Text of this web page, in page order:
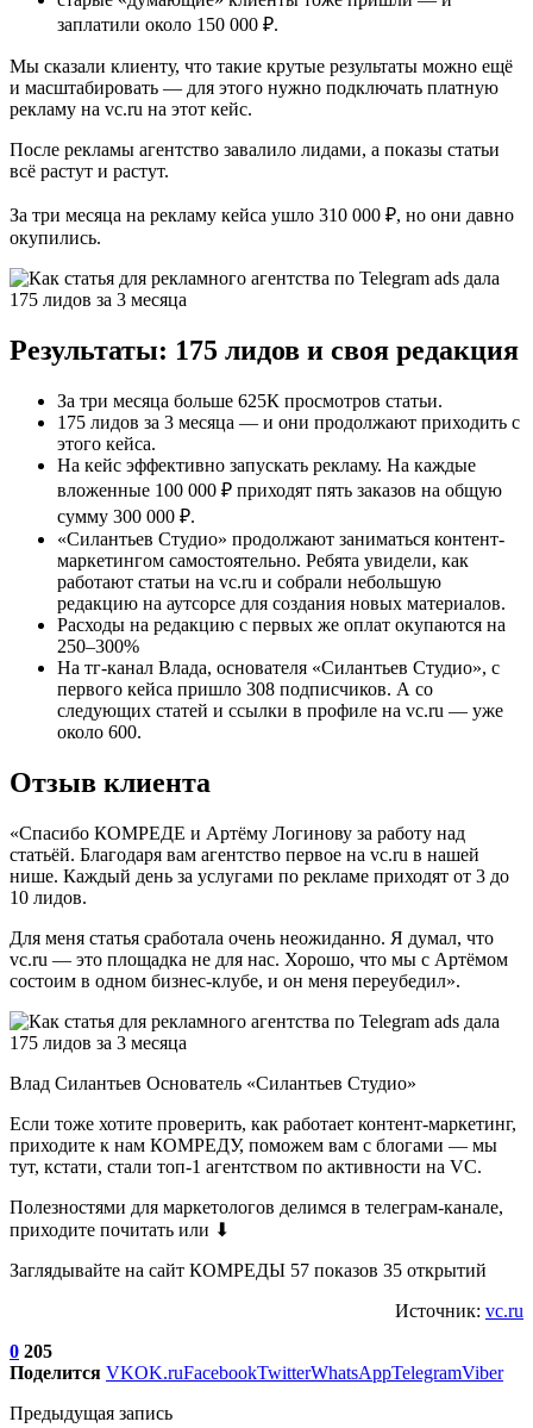
заплатили около 150 000 ₽.
Мы сказали клиенту, что такие крутые результаты можно ещё
и масштабировать — для этого нужно подключать платную
рекламу на vc.ru на этот кейс.
После рекламы агентство завалило лидами, а показы статьи
всё растут и растут.
За три месяца на рекламу кейса ушло 310 000 ₽, но они давно
окупились.
Результаты: 175 лидов и своя редакция
За три месяца больше 625К просмотров статьи.
175 лидов за 3 месяца — и они продолжают приходить с
этого кейса.
На кейс эффективно запускать рекламу. На каждые
вложенные 100 000 ₽ приходят пять заказов на общую
сумму 300 000 ₽.
«Силантьев Студио» продолжают заниматься контент-
маркетингом самостоятельно. Ребята увидели, как
работают статьи на vc.ru и собрали небольшую
редакцию на аутсорсе для создания новых материалов.
Расходы на редакцию с первых же оплат окупаются на
250–300%
На тг-канал Влада, основателя «Силантьев Студио», с
первого кейса пришло 308 подписчиков. А со
следующих статей и ссылки в профиле на vc.ru — уже
около 600.
Отзыв клиента
«Спасибо КОМРЕДЕ и Артёму Логинову за работу над
статьёй. Благодаря вам агентство первое на vc.ru в нашей
нише. Каждый день за услугами по рекламе приходят от 3 до
10 лидов.
Для меня статья сработала очень неожиданно. Я думал, что
vc.ru — это площадка не для нас. Хорошо, что мы с Артёмом
состоим в одном бизнес-клубе, и он меня переубедил».
Влад Силантьев Основатель «Силантьев Студио»
Если тоже хотите проверить, как работает контент-маркетинг,
приходите к нам КОМРЕДУ, поможем вам с блогами — мы
тут, кстати, стали топ-1 агентством по активности на VC.
Полезностями для маркетологов делимся в телеграм-канале,
приходите почитать или ⬇
Заглядывайте на сайт КОМРЕДЫ 57 показов 35 открытий
Источник: vc.ru
0 205
Поделится VKOK.ruFacebookTwitterWhatsAppTelegramViber
Предыдущая запись